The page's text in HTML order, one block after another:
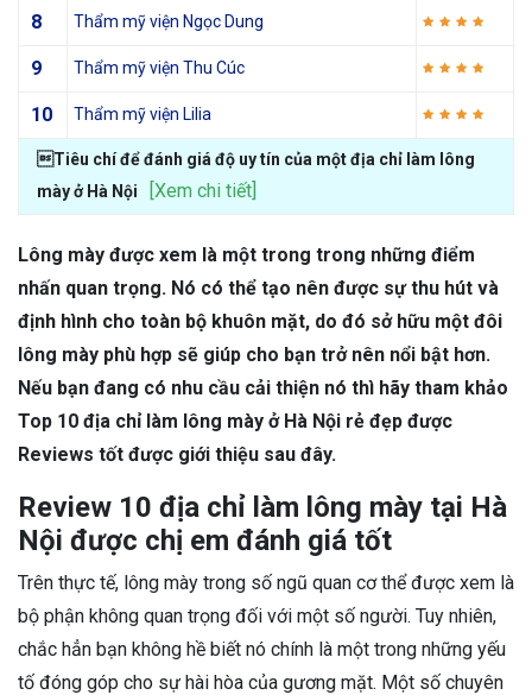
8 Thẩm mỹ viện Ngọc Dung
9 Thẩm mỹ viện Thu Cúc
10 Thẩm mỹ viện Lilia
Tiêu chí để đánh giá độ uy tín của một địa chỉ làm lông
mày ở Hà Nội
[Xem chi tiết]
Lông mày được xem là một trong trong những điểm
nhấn quan trọng. Nó có thể tạo nên được sự thu hút và
định hình cho toàn bộ khuôn mặt, do đó sở hữu một đôi
lông mày phù hợp sẽ giúp cho bạn trở nên nổi bật hơn.
Nếu bạn đang có nhu cầu cải thiện nó thì hãy tham khảo
Top 10 địa chỉ làm lông mày ở Hà Nội rẻ đẹp được
Reviews tốt được giới thiệu sau đây.
Review 10 địa chỉ làm lông mày tại Hà
Nội được chị em đánh giá tốt
Trên thực tế, lông mày trong số ngũ quan cơ thể được xem là
bộ phận không quan trọng đối với một số người. Tuy nhiên,
chắc hẳn bạn không hề biết nó chính là một trong những yếu
tố đóng góp cho sự hài hòa của gương mặt. Một số chuyên